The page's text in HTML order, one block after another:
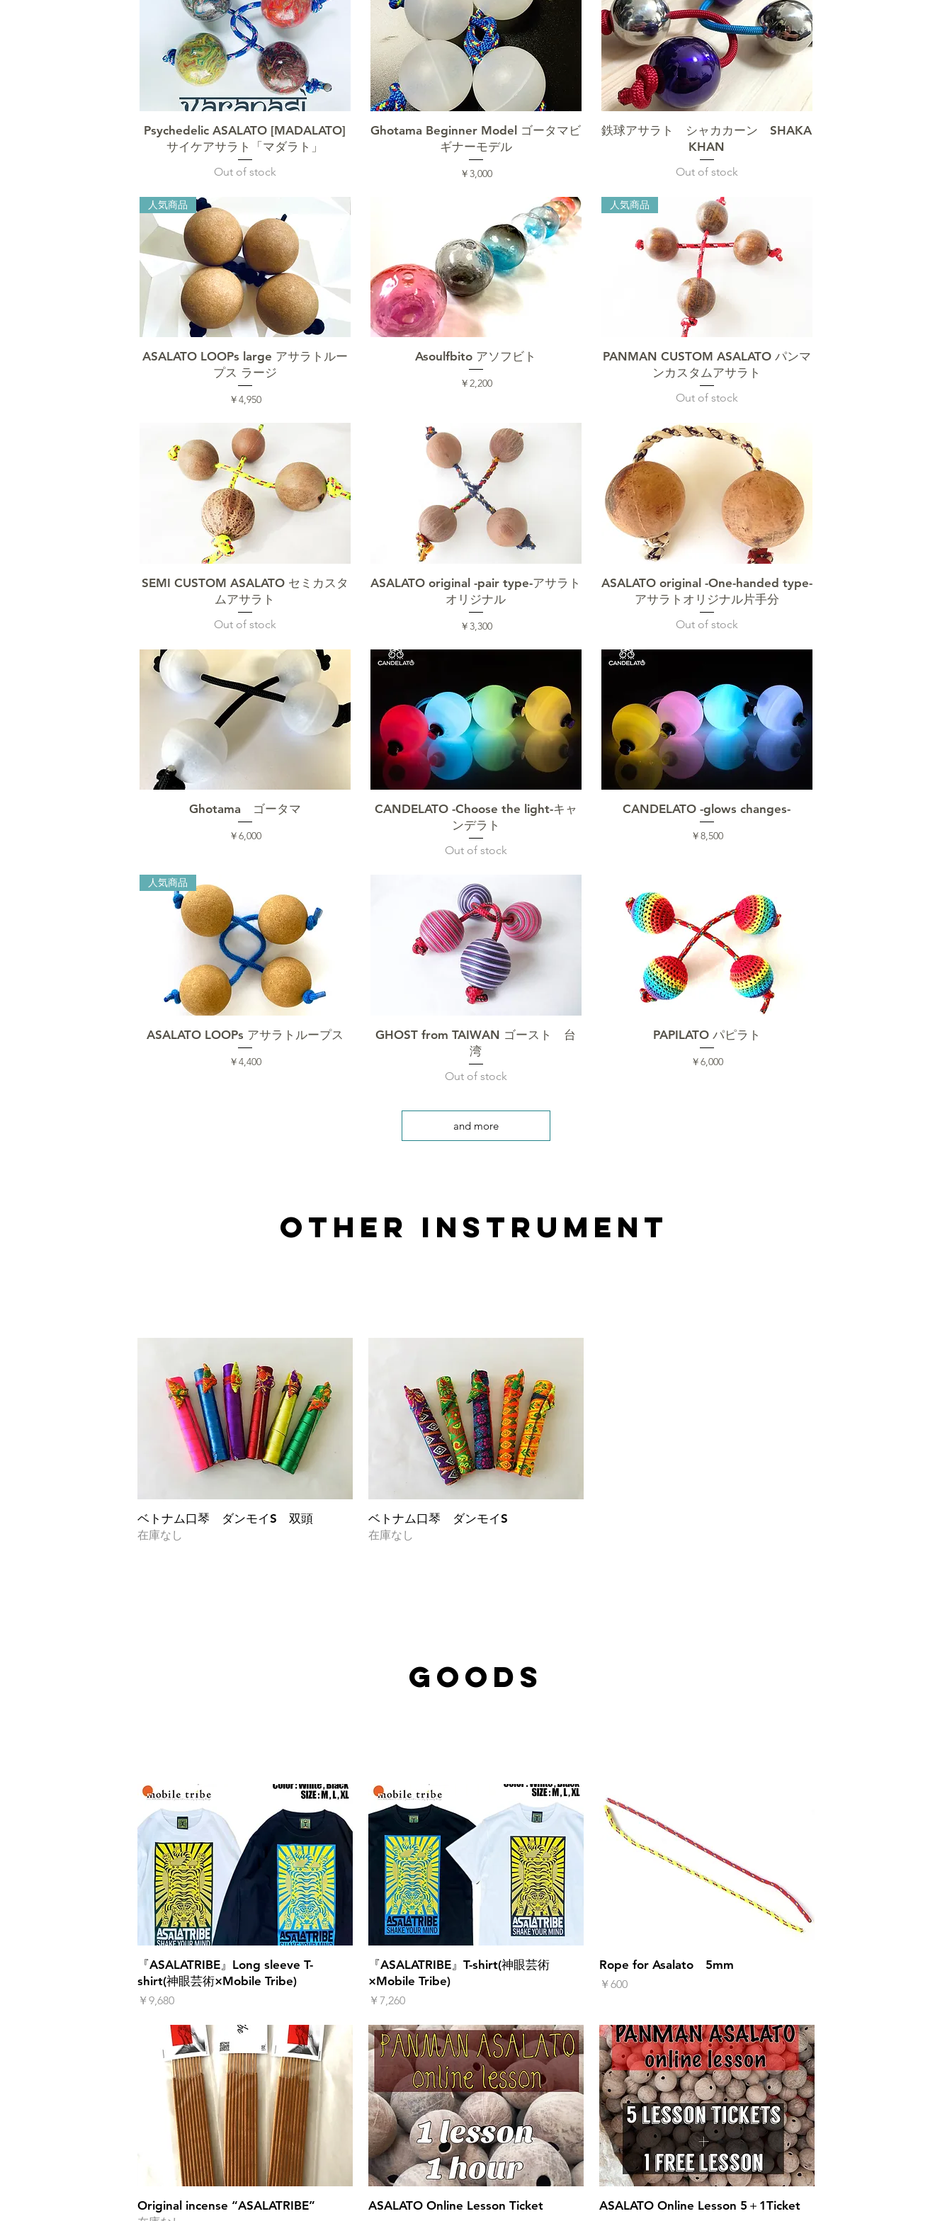
クイックビュー
Psychedelic ASALATO [MADALATO]
サイケアサラト「マダラト」
Out of stock
クイックビュー
Ghotama Beginner Model ゴータマビ
ギナーモデル
価格
￥3,000
クイックビュー
鉄球アサラト シャカカーン SHAKA
KHAN
Out of stock
クイックビュー
人気商品
ASALATO LOOPs large アサラトルー
プス ラージ
価格
￥4,950
クイックビュー
Asoulfbito アソフビト
価格
￥2,200
クイックビュー
人気商品
PANMAN CUSTOM ASALATO パンマ
ンカスタムアサラト
Out of stock
クイックビュー
SEMI CUSTOM ASALATO セミカスタ
ムアサラト
Out of stock
クイックビュー
ASALATO original -pair type-アサラト
オリジナル
価格
￥3,300
クイックビュー
ASALATO original -One-handed type-
アサラトオリジナル片手分
Out of stock
クイックビュー
Ghotama ゴータマ
価格
￥6,000
クイックビュー
CANDELATO -Choose the light-キャ
ンデラト
Out of stock
クイックビュー
CANDELATO -glows changes-
価格
￥8,500
クイックビュー
人気商品
ASALATO LOOPs アサラトループス
価格
￥4,400
クイックビュー
GHOST from TAIWAN ゴースト 台
湾
Out of stock
クイックビュー
PAPILATO パピラト
価格
￥6,000
and more
other instrument
クイックビュー
ベトナム口琴 ダンモイS 双頭
在庫なし
クイックビュー
ベトナム口琴 ダンモイS
在庫なし
GOODS
クイックビュー
『ASALATRIBE』Long sleeve T-
shirt(神眼芸術×Mobile Tribe)
価格
￥9,680
クイックビュー
『ASALATRIBE』T-shirt(神眼芸術
×Mobile Tribe)
価格
￥7,260
クイックビュー
Rope for Asalato 5mm
価格
￥600
クイックビュー
Original incense “ASALATRIBE” クイックビュー
ASALATO Online Lesson Ticket クイックビュー
ASALATO Online Lesson 5＋1Ticket